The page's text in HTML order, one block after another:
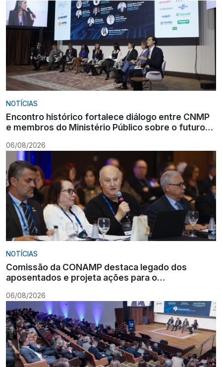
NOTÍCIAS
Encontro histórico fortalece diálogo entre CNMP
e membros do Ministério Público sobre o futuro
06/08/2026
NOTÍCIAS
Comissão da CONAMP destaca legado dos
aposentados e projeta ações para o
06/08/2026